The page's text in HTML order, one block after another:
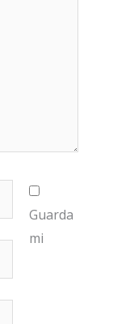
Guarda
mi